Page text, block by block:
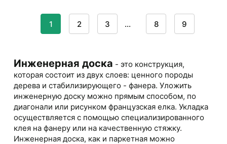
1 2 3 ... 8 9
Инженерная доска - это конструкция,
которая состоит из двух слоев: ценного породы
дерева и стабилизирующего - фанера. Уложить
инженерную доску можно прямым способом, по
диагонали или рисунком французская елка. Укладка
осуществляется с помощью специализированного
клея на фанеру или на качественную стяжку.
Инженерная доска, как и паркетная можно